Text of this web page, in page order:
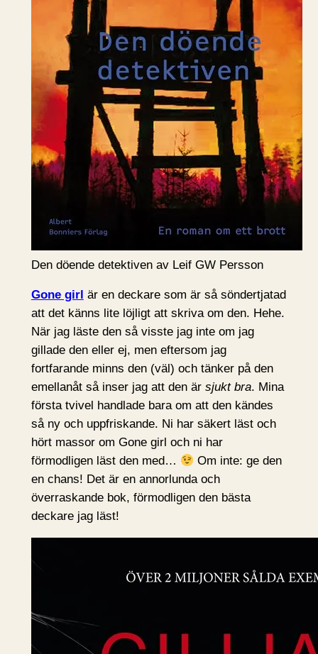
Den döende detektiven av Leif GW Persson
Gone girl är en deckare som är så söndertjatad
att det känns lite löjligt att skriva om den. Hehe.
När jag läste den så visste jag inte om jag
gillade den eller ej, men eftersom jag
fortfarande minns den (väl) och tänker på den
emellanåt så inser jag att den är sjukt bra. Mina
första tvivel handlade bara om att den kändes
så ny och uppfriskande. Ni har säkert läst och
hört massor om Gone girl och ni har
förmodligen läst den med…
Om inte: ge den
en chans! Det är en annorlunda och
överraskande bok, förmodligen den bästa
deckare jag läst!